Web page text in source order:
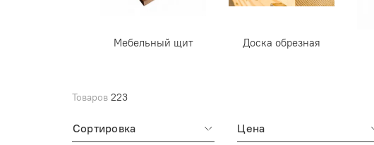
Мебельный щит Доска обрезная
Товаров 223
Сортировка Цена